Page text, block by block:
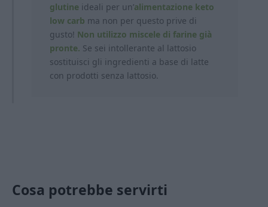
glutine ideali per un’alimentazione keto
low carb ma non per questo prive di
gusto! Non utilizzo miscele di farine già
pronte. Se sei intollerante al lattosio
sostituisci gli ingredienti a base di latte
con prodotti senza lattosio.
Cosa potrebbe servirti